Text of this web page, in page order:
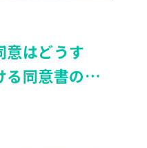
意はどうす
る同意書の必
て解説